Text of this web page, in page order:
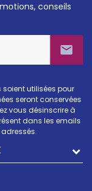
conseils

utilisées pour
seront conservées
vous désinscrire à
dans les emails